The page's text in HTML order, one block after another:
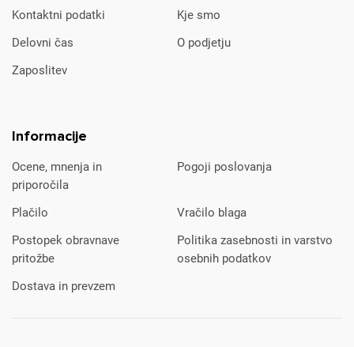
Kontaktni podatki
Kje smo
Delovni čas
O podjetju
Zaposlitev
Informacije
Ocene, mnenja in
priporočila
Pogoji poslovanja
Plačilo
Vračilo blaga
Postopek obravnave
pritožbe
Politika zasebnosti in varstvo
osebnih podatkov
Dostava in prevzem